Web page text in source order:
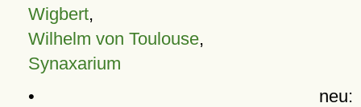
Wigbert,
Wilhelm von Toulouse,
Synaxarium
• neu: